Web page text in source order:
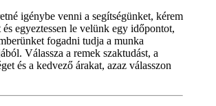
igénybe venni a segítségünket, kérem
egyeztessen le velünk egy időpontot,
fogadni tudja a munka
Válassza a remek szaktudást, a
és a kedvező árakat, azaz válasszon